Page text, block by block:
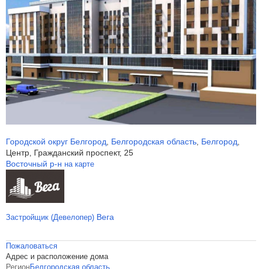
Городской округ Белгород, Белгородская область, Белгород,
Центр, Гражданский проспект, 25
Восточный р-н на карте
Застройщик (Девелопер) Вега
Пожаловаться
Адрес и расположение дома
РегионБелгородская область